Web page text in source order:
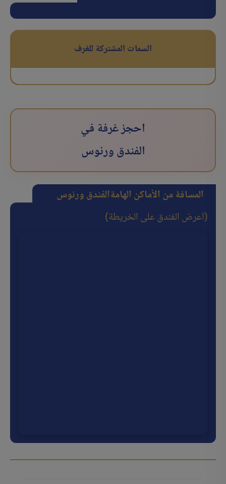
السمات المشتركة للغرف
احجز غرفة في
الفندق ورنوس
المسافة من الأماكن الهامةالفندق ورنوس
(اعرض الفندق على الخريطة)